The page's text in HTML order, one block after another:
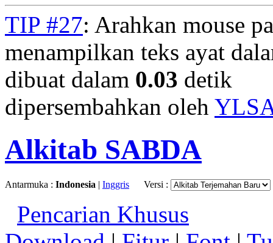
TIP #27: Arahkan mouse
menampilkan teks ayat
dibuat dalam 0.03 detik
dipersembahkan oleh
Alkitab SABDA
Antarmuka : Indonesia | Inggris Versi :
Pencarian Khusus